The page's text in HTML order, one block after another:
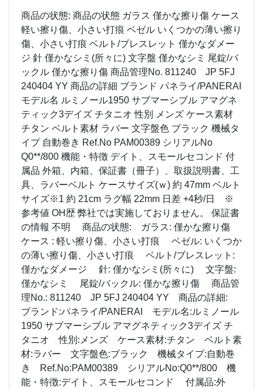
商品の状態: 商品の状態 ガラス 僅かな擦り傷 ケース
軽い擦り傷、小さい打痕 ベゼル いくつかの薄い擦り
傷、小さい打痕 ベルト/ブレスレット 僅かなダメー
ジ 針 僅かなシミ(所々に) 文字盤 僅かなシミ 尾錠/バ
ックル 僅かな擦り傷 商品管理No. 811240 JP 5FJ
240404 YY 商品の詳細 ブランド パネライ/PANERAI
モデル名 ルミノール1950 サブマーシブル アマグネ
ティック3デイズ チタニオ 性別 メンズ ケース素材
チタン ベルト素材 ラバー 文字盤色 ブラック 機械タ
イプ 自動巻き Ref.No PAM00389 シリアルNo
Q0**/800 機能・特徴 デイト、スモールセコンド 付
属品 外箱、内箱、保証書（冊子）、取扱説明書、工
具、ラバーベルト ケースサイズ(ｗ) 約 47mm ベルト
サイズ※1 約 21cm ラグ幅 22mm 日差 +4秒/日 ※
参考値 OH歴 弊社では実施しておりません。 保証書
の情報 不明 商品の状態: ガラス: 僅かな擦り傷
ケース : 軽い擦り傷、小さい打痕 ベゼル: いくつか
の薄い擦り傷、小さい打痕 ベルト/ブレスレット:
僅かなダメージ 針: 僅かなシミ(所々に) 文字盤:
僅かなシミ 尾錠/バックル: 僅かな擦り傷 商品管
理No.: 811240 JP 5FJ 240404 YY 商品の詳細:
ブランド:パネライ/PANERAI モデル名:ルミノール
1950 サブマーシブル アマグネティック3デイズ チ
タニオ 性別:メンズ ケース素材:チタン ベルト素
材:ラバー 文字盤色:ブラック 機械タイプ:自動巻
き Ref.No:PAM00389 シリアルNo:Q0**/800 機
能・特徴:デイト、スモールセコンド 付属品:外